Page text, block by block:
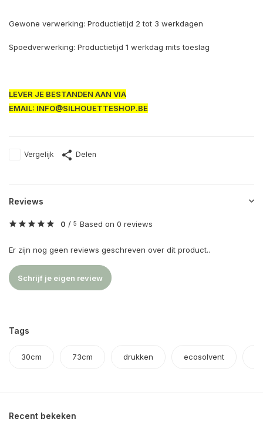
Gewone verwerking: Productietijd 2 tot 3 werkdagen
Spoedverwerking: Productietijd 1 werkdag mits toeslag
LEVER JE BESTANDEN AAN VIA
EMAIL: INFO@SILHOUETTESHOP.BE
Vergelijk Delen
Reviews
0 / 5 Based on 0 reviews
Er zijn nog geen reviews geschreven over dit product..
Schrijf je eigen review
Tags
30cm 73cm drukken ecosolvent
Recent bekeken